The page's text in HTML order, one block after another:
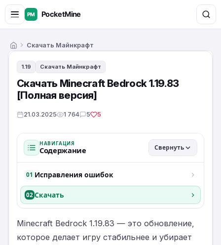
ГлавнаяСкачать Майнкрафт
1.19 Скачать Майнкрафт
Скачать Minecraft Bedrock 1.19.83
[Полная версия]
21.03.2025 1 764 5 5
НАВИГАЦИЯ
Содержание Свернуть
01 Исправления ошибок
02 Скачать
Minecraft Bedrock 1.19.83 — это обновление,
которое делает игру стабильнее и убирает